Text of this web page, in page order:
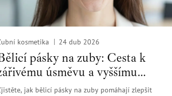
kosmetika 24 dub 2026
pásky na zuby: Cesta k
úsměvu a vyššímu
jak bělicí pásky na zuby pomáhají zlepšit